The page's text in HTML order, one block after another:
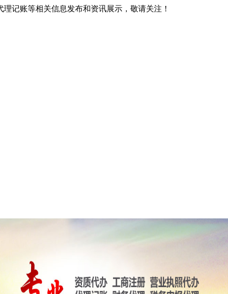
理记账等相关信息发布和资讯展示，敬请关注！